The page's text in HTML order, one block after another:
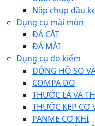
Nắp chụp đầu
Dụng cụ mài mòn
ĐÁ CẮT
ĐÁ MÀI
Dụng cụ đo kiểm
ĐỒNG HỒ SO
COMPA ĐO
THƯỚC LÁ VÀ
THƯỚC KẸP CƠ
PANME CƠ KHÍ